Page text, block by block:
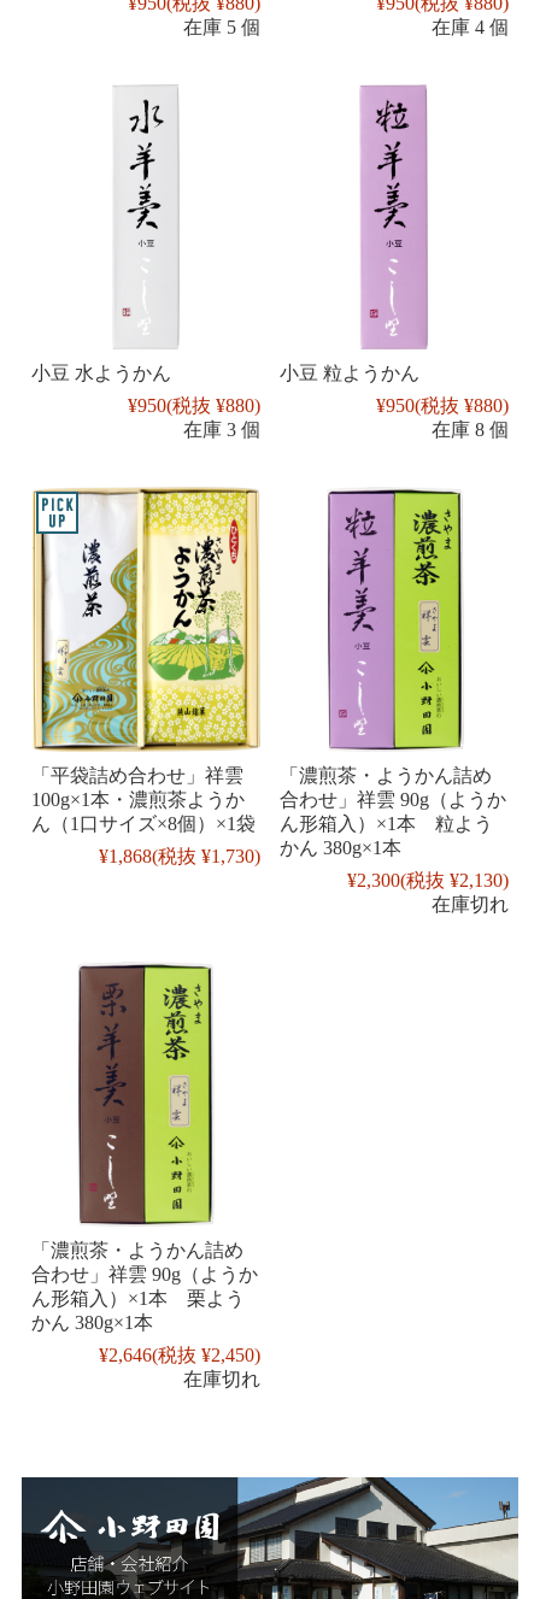
在庫 5 個
在庫 4 個
小豆 水ようかん
¥950(税抜 ¥880)
在庫 3 個
小豆 粒ようかん
¥950(税抜 ¥880)
在庫 8 個
「平袋詰め合わせ」祥雲
100g×1本・濃煎茶ようか
ん（1口サイズ×8個）×1袋
¥1,868(税抜 ¥1,730)
「濃煎茶・ようかん詰め
合わせ」祥雲 90g（ようか
ん形箱入）×1本 粒よう
かん 380g×1本
¥2,300(税抜 ¥2,130)
在庫切れ
「濃煎茶・ようかん詰め
合わせ」祥雲 90g（ようか
ん形箱入）×1本 栗よう
かん 380g×1本
¥2,646(税抜 ¥2,450)
在庫切れ